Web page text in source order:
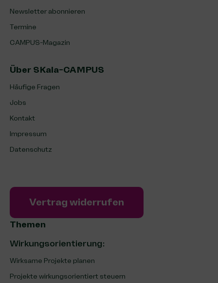
Newsletter abonnieren
Termine
CAMPUS-Magazin
Über SKala-CAMPUS
Häufige Fragen
Jobs
Kontakt
Impressum
Datenschutz
Vertrag widerrufen
Themen
Wirkungsorientierung:
Wirksame Projekte planen
Projekte wirkungsorientiert steuern